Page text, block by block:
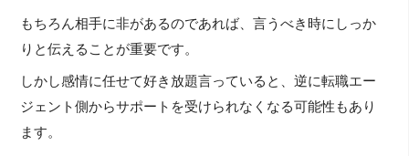
もちろん相手に非があるのであれば、言うべき時にしっか
りと伝えることが重要です。
しかし感情に任せて好き放題言っていると、逆に転職エー
ジェント側からサポートを受けられなくなる可能性もあり
ます。